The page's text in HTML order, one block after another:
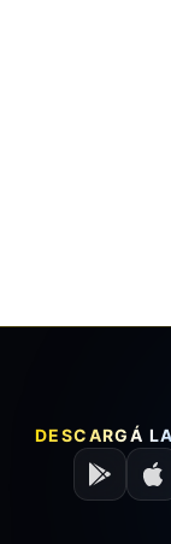
DESCARGÁ